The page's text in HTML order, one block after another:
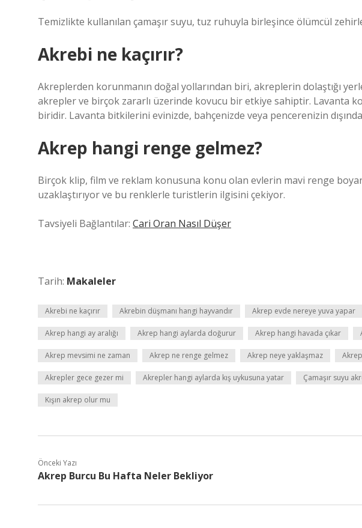
Temizlikte kullanılan çamaşır suyu, tuz ruhuyla birleşince ölümcül
Akrebi ne kaçırır?
Akreplerden korunmanın doğal yollarından biri, akreplerin dolaştığı
akrepler ve birçok zararlı üzerinde kovucu bir etkiye sahiptir. Lavanta
biridir. Lavanta bitkilerini evinizde, bahçenizde veya pencerenizin
Akrep hangi renge gelmez?
Birçok klip, film ve reklam konusuna konu olan evlerin mavi renge
uzaklaştırıyor ve bu renklerle turistlerin ilgisini çekiyor.
Tavsiyeli Bağlantılar: Cari Oran Nasıl Düşer
Tarih: Makaleler
Akrebi ne kaçırır Akrebin düşmanı hangi hayvandır Akrep evde nereye yuva yapar
Akrep hangi ay aralığı Akrep hangi aylarda doğurur Akrep hangi havada çıkar
Akrep mevsimi ne zaman Akrep ne renge gelmez Akrep neye yaklaşmaz
Akrepler gece gezer mi Akrepler hangi aylarda kış uykusuna yatar Çamaşır suyu
Kışın akrep olur mu
Önceki Yazı
Akrep Burcu Bu Hafta Neler Bekliyor